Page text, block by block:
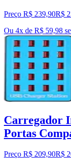
Preço R$ 239,90R$
Ou 4x de R$ 59,98
Carregador
Portas
Preço R$ 209,90R$